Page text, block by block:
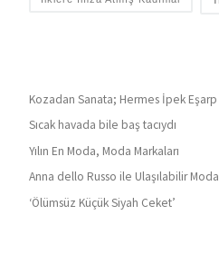
Kozadan Sanata; Hermes İpek Eşarp
Sıcak havada bile baş tacıydı
Yılın En Moda, Moda Markaları
Anna dello Russo ile Ulaşılabilir Moda
‘Ölümsüz Küçük Siyah Ceket’